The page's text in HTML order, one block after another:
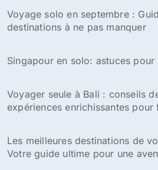
Voyage solo en septembre :
destinations à ne pas manquer
Singapour en solo: astuces
Voyager seule à Bali : conseils
expériences enrichissantes pour
Les meilleures destinations de
Votre guide ultime pour une